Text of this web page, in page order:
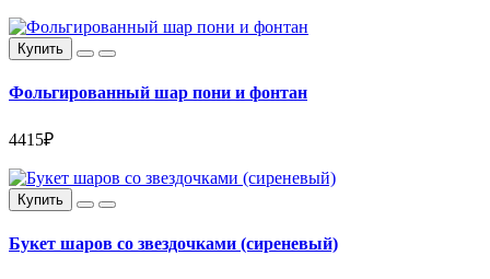
Купить
Фольгированный шар пони и фонтан
4415₽
Купить
Букет шаров со звездочками (сиреневый)